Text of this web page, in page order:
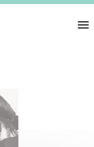
Toggle